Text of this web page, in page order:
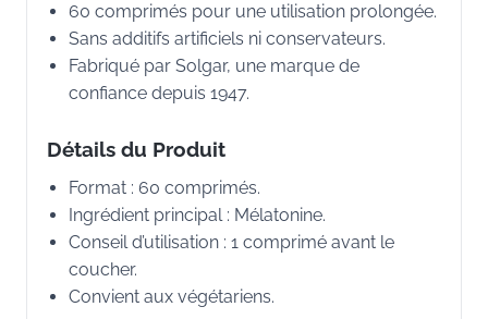
60 comprimés pour une utilisation prolongée.
Sans additifs artificiels ni conservateurs.
Fabriqué par Solgar, une marque de
confiance depuis 1947.
Détails du Produit
Format : 60 comprimés.
Ingrédient principal : Mélatonine.
Conseil d’utilisation : 1 comprimé avant le
coucher.
Convient aux végétariens.